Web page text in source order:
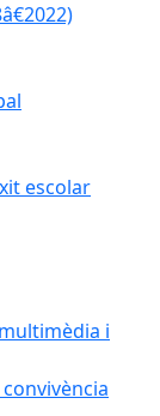
escolar
i